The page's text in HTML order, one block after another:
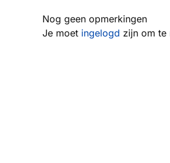
Nog geen opmerkingen
Je moet ingelogd zijn om te